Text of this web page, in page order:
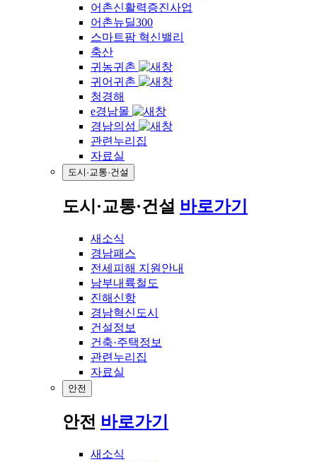
어촌신활력증진사업
어촌뉴딜300
스마트팜 혁신밸리
축산
귀농귀촌
귀어귀촌
청경해
e경남몰
경남의섬
관련누리집
자료실
도시·교통·건설
도시·교통·건설 바로가기
새소식
경남패스
전세피해 지원안내
남부내륙철도
진해신항
경남혁신도시
건설정보
건축·주택정보
관련누리집
자료실
안전
안전 바로가기
새소식